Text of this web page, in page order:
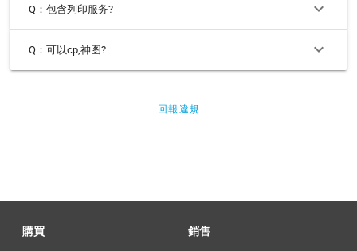
Q：包含列印服务?
Q：可以cp,神图?
回報違規
購買 銷售